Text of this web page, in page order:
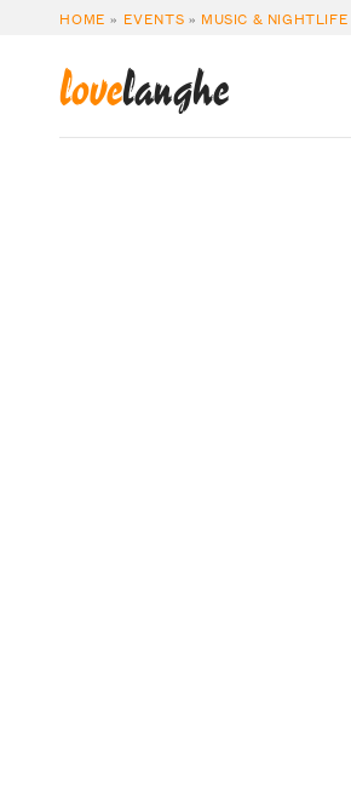
HOME » EVENTS » MUSIC & NIGHTLIFE
lovelanghe